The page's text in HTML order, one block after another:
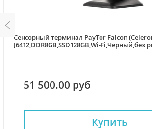
Сенсорный терминал PayTor Falcon
J6412,DDR8GB,SSD128GB,Wi-Fi,Черный,без
51 500.00 руб
Купить